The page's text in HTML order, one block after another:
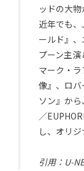
ッドの大物
近年でも
ールド』
プーン主演
マーク・
像』、ロ
ソン』か
／
し、オリ
引用：U-